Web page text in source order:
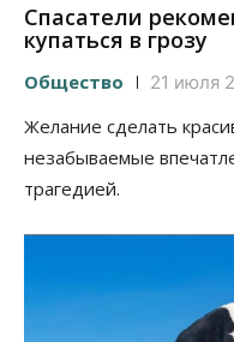
Спасатели
купаться в грозу
Общество 21 июля
Желание сделать
незабываемые
трагедией.